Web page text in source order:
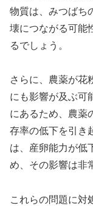
物質は、みつばち
壊につながる可能
るでしょう。
さらに、農薬が花
にも影響が及ぶ可
にあるため、農薬
存率の低下を引き
は、産卵能力が低
め、その影響は非
これらの問題に対